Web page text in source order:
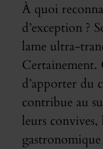
À quoi
d’exception ?
lame ultra-
Certainement.
d’apporter du
contribue au
leurs convives,